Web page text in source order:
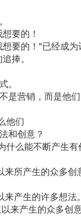
要的！
要的！"已经成为
捧。
。
营销，而是他们
他们
和创意？
什么能不断产生
所产生的众多创
产生的许多想法。
来产生的众多创